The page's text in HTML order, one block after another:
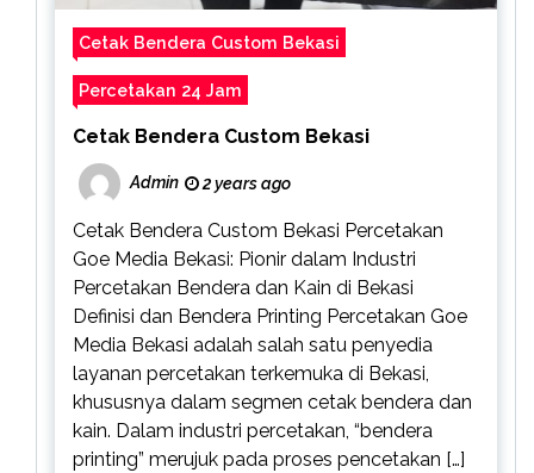
Cetak Bendera Custom Bekasi
Percetakan 24 Jam
Cetak Bendera Custom Bekasi
Admin 2 years ago
Cetak Bendera Custom Bekasi Percetakan
Goe Media Bekasi: Pionir dalam Industri
Percetakan Bendera dan Kain di Bekasi
Definisi dan Bendera Printing Percetakan Goe
Media Bekasi adalah salah satu penyedia
layanan percetakan terkemuka di Bekasi,
khususnya dalam segmen cetak bendera dan
kain. Dalam industri percetakan, “bendera
printing” merujuk pada proses pencetakan […]